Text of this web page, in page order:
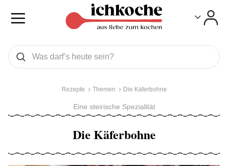
Was wollen Sie suchen
Suchen
Rezepte Themen Die Käferbohne
Eine steirische Spezialität
Die Käferbohne